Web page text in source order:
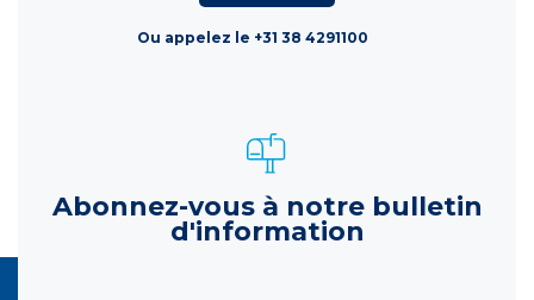
Ou appelez le +31 38 4291100
Abonnez-vous à notre bulletin
d'information